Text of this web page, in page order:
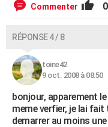
Commenter 0
RÉPONSE 4 / 8
toine42
9 oct. 2008 à 08:50
bonjour, apparement
meme verfier, je lai
demarrer au moins